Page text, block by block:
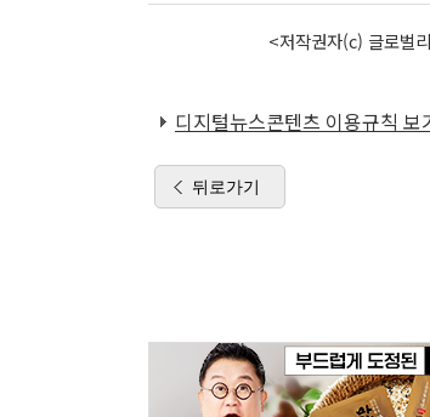
<저작권자(c) 글로벌
디지털뉴스콘텐츠 이용규칙 보
뒤로가기